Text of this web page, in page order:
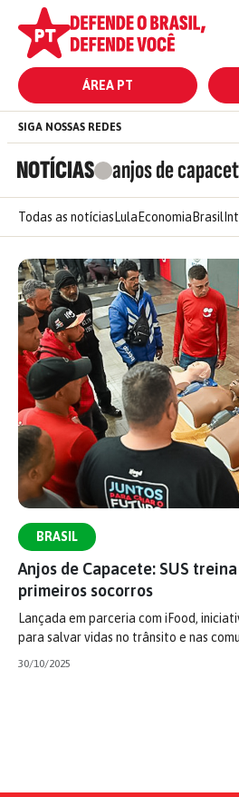
ÁREA PT
NOTÍCIAS anjos de
SIGA NOSSAS REDES
Todas as notícias Lula Economia Brasil
BRASIL
Anjos de Capacete: SUS
primeiros socorros
Lançada em parceria com iFood,
para salvar vidas no trânsito e nas
30/10/2025